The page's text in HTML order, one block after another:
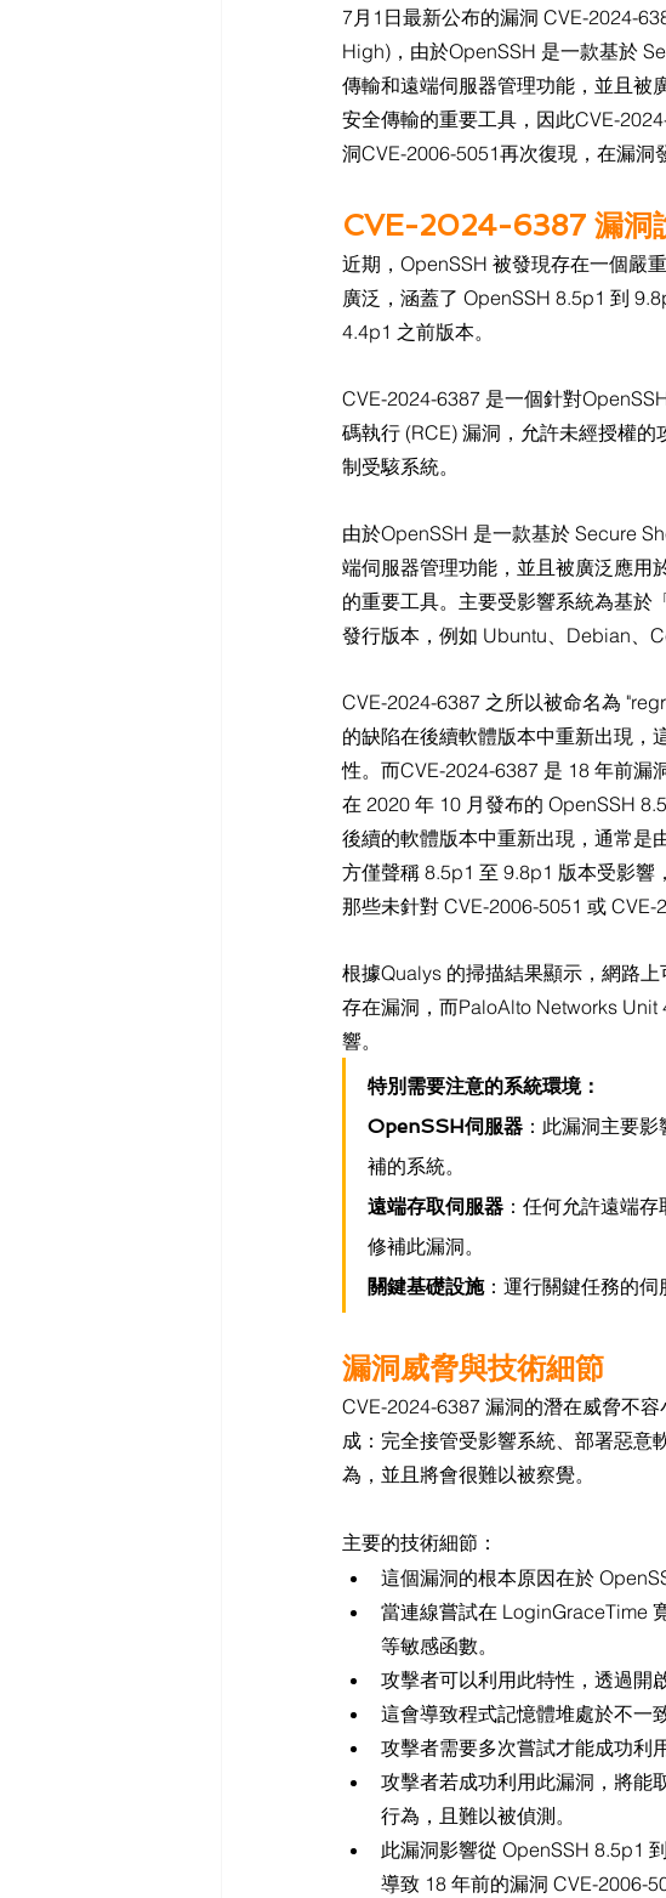
7月1日最新公布的漏洞 CVE-2024-
High)，由於OpenSSH 是一款基於
傳輸和遠端伺服器管理功能，並且被
安全傳輸的重要工具，因此CVE-
洞CVE-2006-5051再次復現，在漏洞
CVE-2024-6387 漏洞
近期，OpenSSH 被發現存在一個嚴
廣泛，涵蓋了 OpenSSH 8.5p1 到
4.4p1 之前版本。
CVE-2024-6387 是一個針對
碼執行 (RCE) 漏洞，允許未經授權
制受駭系統。
由於OpenSSH 是一款基於 Secure
端伺服器管理功能，並且被廣泛應用
的重要工具。主要受影響系統為基
發行版本，例如 Ubuntu、Debian、
CVE-2024-6387 之所以被命名為
的缺陷在後續軟體版本中重新出現，
性。而CVE-2024-6387 是 18 年前漏
在 2020 年 10 月發布的 OpenSSH
後續的軟體版本中重新出現，通常是
方僅聲稱 8.5p1 至 9.8p1 版本受影
那些未針對 CVE-2006-5051 或 CVE-
根據Qualys 的掃描結果顯示，網路
存在漏洞，而PaloAlto Networks
響。
特別需要注意的系統環境：
OpenSSH伺服器 ：此漏洞主要
補的系統。
遠端存取伺服器 ：任何允許遠端
修補此漏洞。
關鍵基礎設施：運行關鍵任務的伺
漏洞威脅與技術細節
CVE-2024-6387 漏洞的潛在威脅不
成：完全接管受影響系統、部署惡意
為，並且將會很難以被察覺。
主要的技術細節：
這個漏洞的根本原因在於
當連線嘗試在 LoginGraceTime
等敏感函數。
攻擊者可以利用此特性，透過開
這會導致程式記憶體堆處於不一
攻擊者需要多次嘗試才能成功利
攻擊者若成功利用此漏洞，將能
行為，且難以被偵測。
此漏洞影響從 OpenSSH 8.5p1
導致 18 年前的漏洞 CVE-2006-